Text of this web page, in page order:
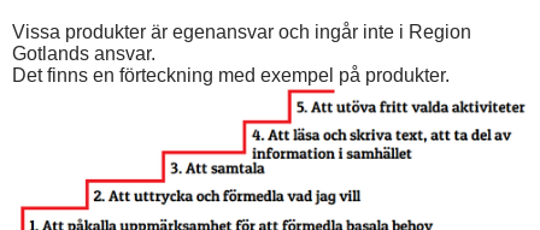
Vissa produkter är egenansvar och ingår inte i Region
Gotlands ansvar.
Det finns en förteckning med exempel på produkter.